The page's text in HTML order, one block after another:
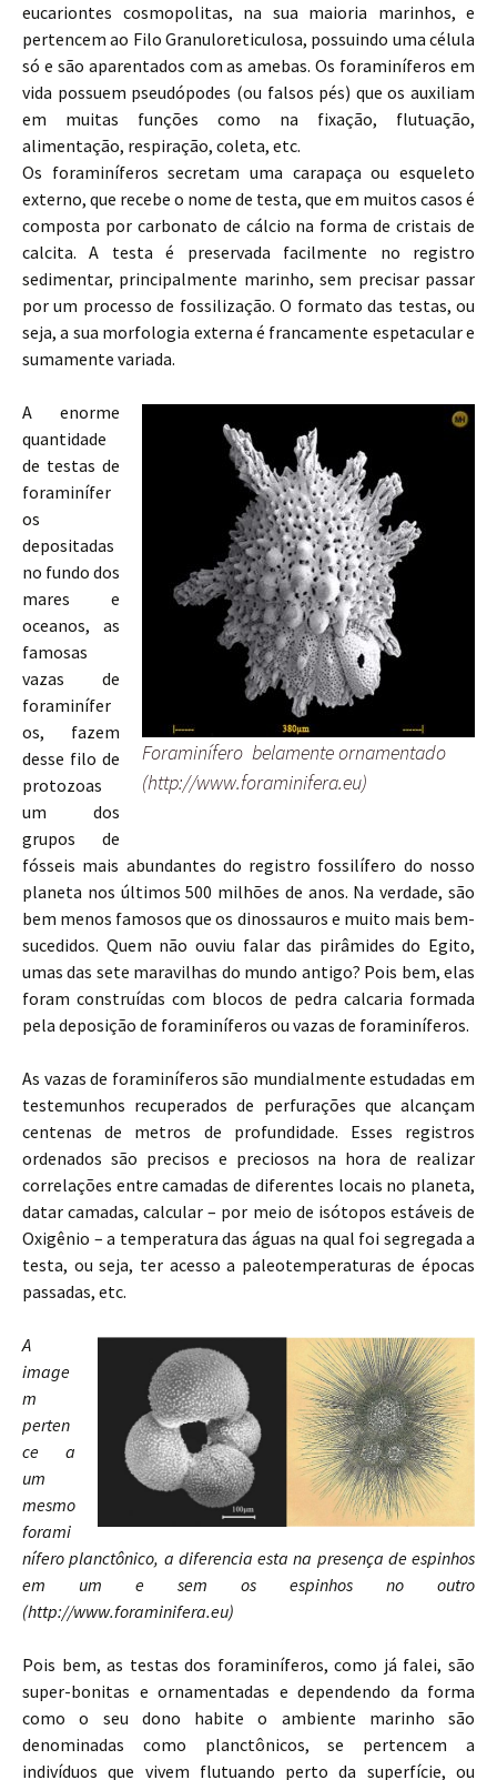
eucariontes cosmopolitas, na sua maioria marinhos, e
pertencem ao Filo Granuloreticulosa, possuindo uma célula
só e são aparentados com as amebas. Os foraminíferos em
vida possuem pseudópodes (ou falsos pés) que os auxiliam
em muitas funções como na fixação, flutuação,
alimentação, respiração, coleta, etc.
Os foraminíferos secretam uma carapaça ou esqueleto
externo, que recebe o nome de testa, que em muitos casos é
composta por carbonato de cálcio na forma de cristais de
calcita. A testa é preservada facilmente no registro
sedimentar, principalmente marinho, sem precisar passar
por um processo de fossilização. O formato das testas, ou
seja, a sua morfologia externa é francamente espetacular e
sumamente variada.
Foraminífero belamente ornamentado
(http://www.foraminifera.eu)
A enorme
quantidade
de testas de
foraminífer
os
depositadas
no fundo dos
mares e
oceanos, as
famosas
vazas de
foraminífer
os, fazem
desse filo de
protozoas
um dos
grupos de
fósseis mais abundantes do registro fossilífero do nosso
planeta nos últimos 500 milhões de anos. Na verdade, são
bem menos famosos que os dinossauros e muito mais bem-
sucedidos. Quem não ouviu falar das pirâmides do Egito,
umas das sete maravilhas do mundo antigo? Pois bem, elas
foram construídas com blocos de pedra calcaria formada
pela deposição de foraminíferos ou vazas de foraminíferos.
As vazas de foraminíferos são mundialmente estudadas em
testemunhos recuperados de perfurações que alcançam
centenas de metros de profundidade. Esses registros
ordenados são precisos e preciosos na hora de realizar
correlações entre camadas de diferentes locais no planeta,
datar camadas, calcular – por meio de isótopos estáveis de
Oxigênio – a temperatura das águas na qual foi segregada a
testa, ou seja, ter acesso a paleotemperaturas de épocas
passadas, etc.
A
image
m
perten
ce a
um
mesmo
forami
nífero planctônico, a diferencia esta na presença de espinhos
em um e sem os espinhos no outro
(http://www.foraminifera.eu)
Pois bem, as testas dos foraminíferos, como já falei, são
super-bonitas e ornamentadas e dependendo da forma
como o seu dono habite o ambiente marinho são
denominadas como planctônicos, se pertencem a
indivíduos que vivem flutuando perto da superfície, ou